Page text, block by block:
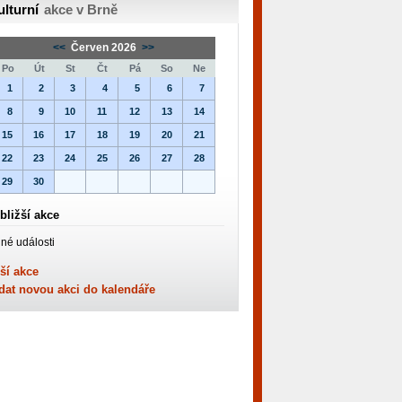
akce v Brně
<< Červen 2026 >>
Út St Čt Pá So
Ne
1
2 3 4 5 6 7
8 9 10 11 12 13 14
15 16 17 18 19 20 21
22 23 24 25 26 27 28
29 30
akce
události
akce
novou akci do kalendáře